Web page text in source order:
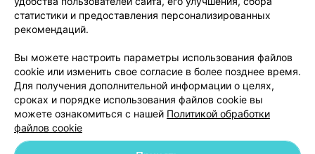
Добавить специалиста
статистики и предоставления персонализированных
рекомендаций.
Вы можете настроить параметры использования файлов
cookie или изменить свое согласие в более позднее время.
Для получения дополнительной информации о целях,
сроках и порядке использования файлов cookie вы
можете ознакомиться с нашей Политикой обработки
файлов cookie